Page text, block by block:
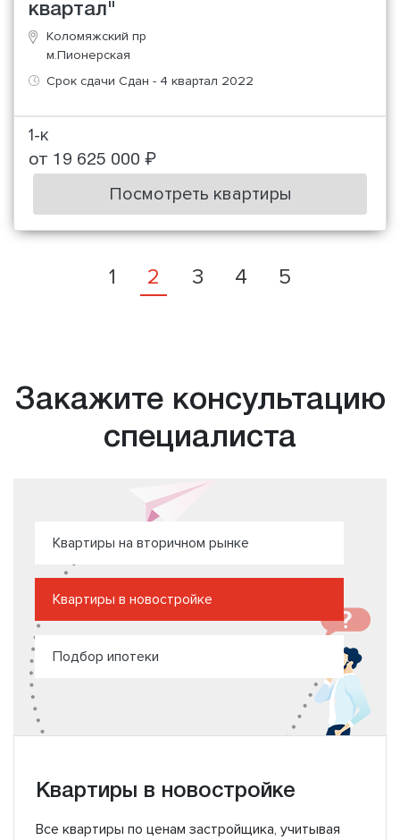
квартал"
Коломяжский пр
м.Пионерская
Срок сдачи Сдан - 4 квартал 2022
1-к
от 19 625 000 ₽
Посмотреть квартиры
1 2 3 4 5
Закажите консультацию
специалиста
Квартиры на вторичном рынке
Квартиры в новостройке
Подбор ипотеки
Квартиры в новостройке
Все квартиры по ценам застройщика, учитывая